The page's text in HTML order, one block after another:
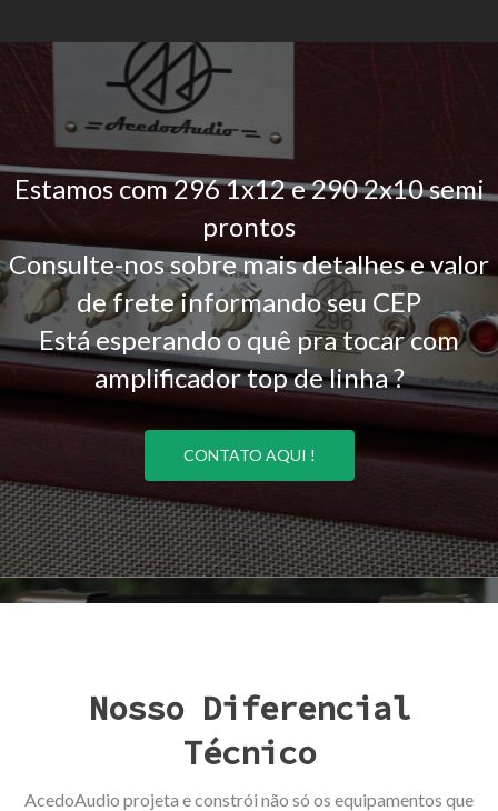
Estamos com 296 1x12 e 290 2x10 semi
prontos
Consulte-nos sobre mais detalhes e valor
de frete informando seu CEP
Está esperando o quê pra tocar com
amplificador top de linha ?
CONTATO AQUI !
Nosso Diferencial
Técnico
AcedoAudio projeta e constrói não só os equipamentos que